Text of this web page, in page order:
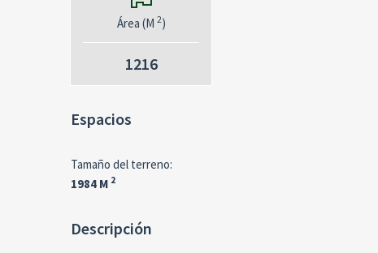
Área (M 2)
1216
Espacios
Tamaño del terreno:
1984 M 2
Descripción